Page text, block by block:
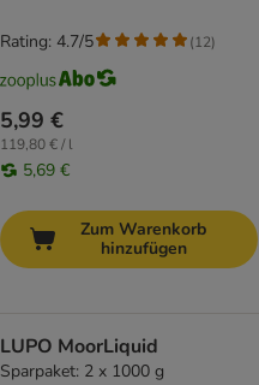
5,99 €
119,80 € / l
5,69 €
Rating: 4.7/5 (12)
Zum Warenkorb
hinzufügen
LUPO MoorLiquid
Sparpaket: 2 x 1000 g